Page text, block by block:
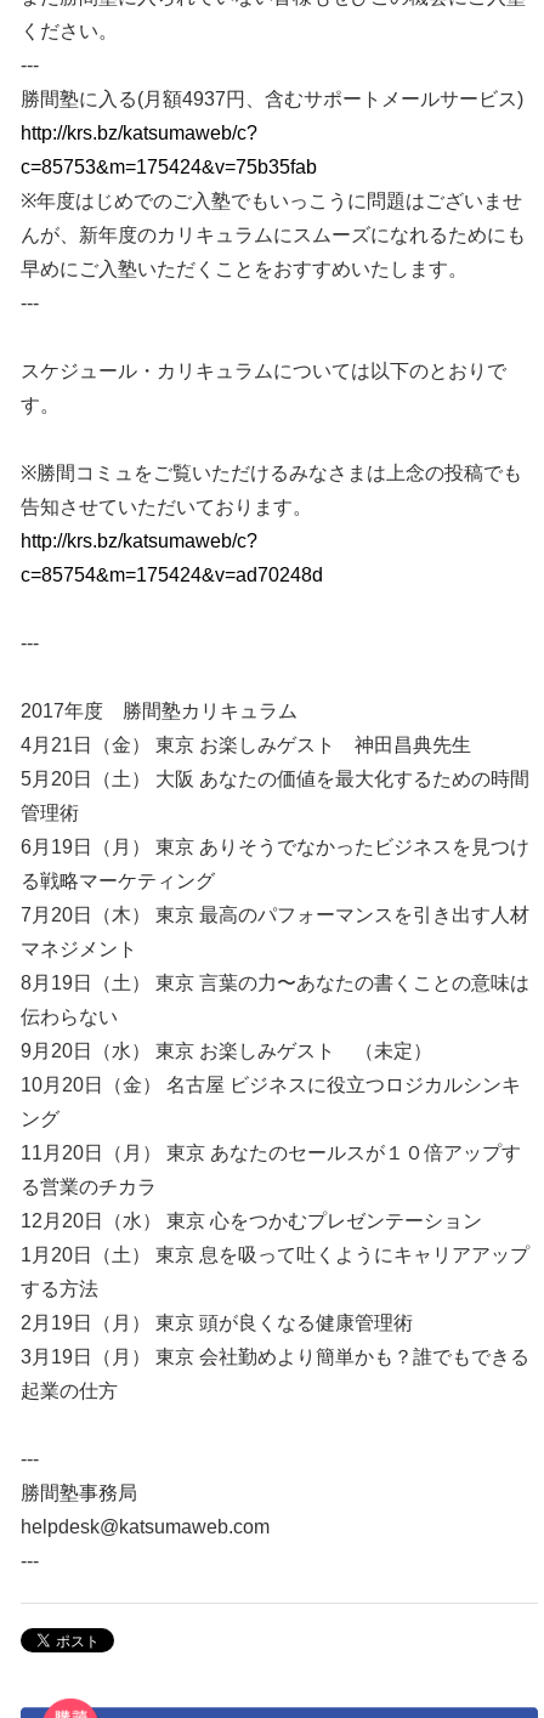
ください。
---
勝間塾に入る(月額4937円、含むサポートメールサービス)
http://krs.bz/katsumaweb/c?
c=85753&m=175424&v=75b35fab
※年度はじめでのご入塾でもいっこうに問題はございませ
んが、新年度のカリキュラムにスムーズになれるためにも
早めにご入塾いただくことをおすすめいたします。
---
スケジュール・カリキュラムについては以下のとおりで
す。
※勝間コミュをご覧いただけるみなさまは上念の投稿でも
告知させていただいております。
http://krs.bz/katsumaweb/c?
c=85754&m=175424&v=ad70248d
---
2017年度 勝間塾カリキュラム
4月21日（金） 東京 お楽しみゲスト 神田昌典先生
5月20日（土） 大阪 あなたの価値を最大化するための時間
管理術
6月19日（月） 東京 ありそうでなかったビジネスを見つけ
る戦略マーケティング
7月20日（木） 東京 最高のパフォーマンスを引き出す人材
マネジメント
8月19日（土） 東京 言葉の力〜あなたの書くことの意味は
伝わらない
9月20日（水） 東京 お楽しみゲスト （未定）
10月20日（金） 名古屋 ビジネスに役立つロジカルシンキ
ング
11月20日（月） 東京 あなたのセールスが１０倍アップす
る営業のチカラ
12月20日（水） 東京 心をつかむプレゼンテーション
1月20日（土） 東京 息を吸って吐くようにキャリアアップ
する方法
2月19日（月） 東京 頭が良くなる健康管理術
3月19日（月） 東京 会社勤めより簡単かも？誰でもできる
起業の仕方
---
勝間塾事務局
helpdesk@katsumaweb.com
---